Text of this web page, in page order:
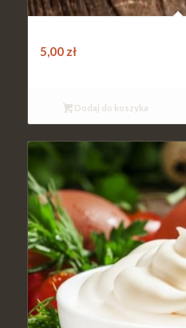
5,00 zł
Dodaj do koszyka